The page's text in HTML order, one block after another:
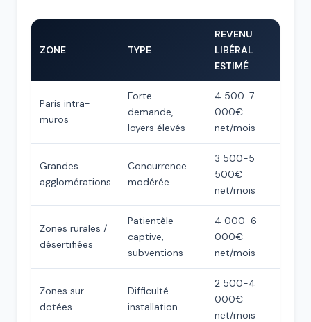
ZONE TYPE
REVENU
LIBÉRAL
ESTIMÉ
Paris intra-
muros
Forte
demande,
loyers élevés
4 500-7
000€
net/mois
Grandes
agglomérations
Concurrence
modérée
3 500-5
500€
net/mois
Zones rurales /
désertifiées
Patientèle
captive,
subventions
4 000-6
000€
net/mois
Zones sur-
dotées
Difficulté
installation
2 500-4
000€
net/mois